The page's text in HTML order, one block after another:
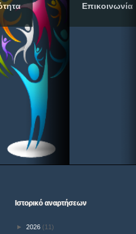
Επικοινωνία
Ιστορικό αναρτήσεων
► 2026 (11)